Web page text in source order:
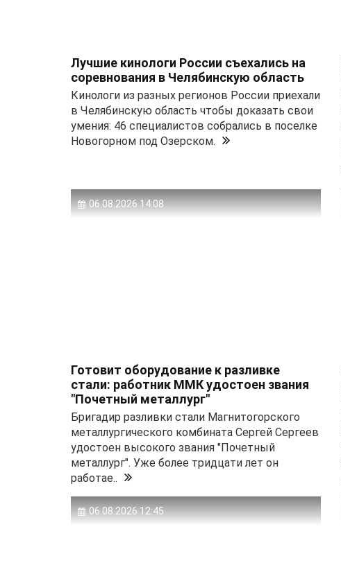
Лучшие кинологи России съехались на
соревнования в Челябинскую область
Кинологи из разных регионов России приехали
в Челябинскую область чтобы доказать свои
умения: 46 специалистов собрались в поселке
Новогорном под Озерском.
06.08.2026 14:08
Готовит оборудование к разливке
стали: работник ММК удостоен звания
"Почетный металлург"
Бригадир разливки стали Магнитогорского
металлургического комбината Сергей Сергеев
удостоен высокого звания "Почетный
металлург". Уже более тридцати лет он
работае..
06.08.2026 12:45